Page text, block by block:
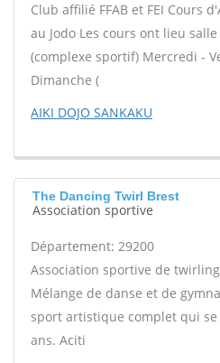
Club affilié FFAB et FEI Cours
au Jodo Les cours ont lieu
(complexe sportif) Mercredi -
Dimanche (
AIKI DOJO SANKAKU
The Dancing Twirl Brest
Association sportive
Département: 29200
Association sportive de
Mélange de danse et de
sport artistique complet qui
ans. Aciti